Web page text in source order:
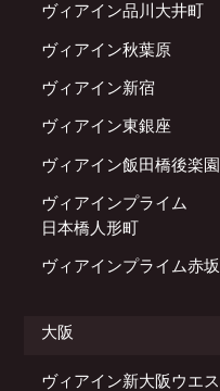
ヴィアイン品川大井町
ヴィアイン秋葉原
ヴィアイン新宿
ヴィアイン東銀座
ヴィアイン飯田橋後楽園
ヴィアインプライム
日本橋人形町
ヴィアインプライム赤坂
大阪
ヴィアイン新大阪ウエス